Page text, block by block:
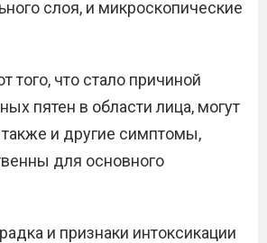
слоя, и микроскопические
того, что стало причиной
пятен в области лица, могут
также и другие симптомы,
для основного
и признаки интоксикации